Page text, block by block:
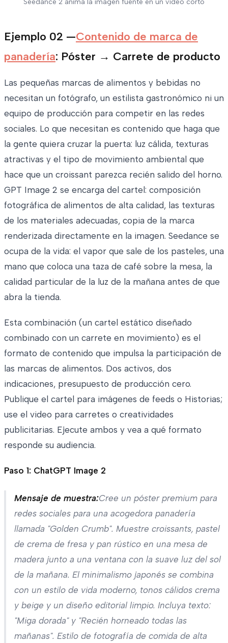
Seedance 2 anima la imagen fuente en un vídeo corto
Ejemplo 02 —Contenido de marca de
panadería: Póster → Carrete de producto
Las pequeñas marcas de alimentos y bebidas no
necesitan un fotógrafo, un estilista gastronómico ni un
equipo de producción para competir en las redes
sociales. Lo que necesitan es contenido que haga que
la gente quiera cruzar la puerta: luz cálida, texturas
atractivas y el tipo de movimiento ambiental que
hace que un croissant parezca recién salido del horno.
GPT Image 2 se encarga del cartel: composición
fotográfica de alimentos de alta calidad, las texturas
de los materiales adecuadas, copia de la marca
renderizada directamente en la imagen. Seedance se
ocupa de la vida: el vapor que sale de los pasteles, una
mano que coloca una taza de café sobre la mesa, la
calidad particular de la luz de la mañana antes de que
abra la tienda.
Esta combinación (un cartel estático diseñado
combinado con un carrete en movimiento) es el
formato de contenido que impulsa la participación de
las marcas de alimentos. Dos activos, dos
indicaciones, presupuesto de producción cero.
Publique el cartel para imágenes de feeds o Historias;
use el video para carretes o creatividades
publicitarias. Ejecute ambos y vea a qué formato
responde su audiencia.
Paso 1: ChatGPT Image 2
Mensaje de muestra:Cree un póster premium para
redes sociales para una acogedora panadería
llamada "Golden Crumb". Muestre croissants, pastel
de crema de fresa y pan rústico en una mesa de
madera junto a una ventana con la suave luz del sol
de la mañana. El minimalismo japonés se combina
con un estilo de vida moderno, tonos cálidos crema
y beige y un diseño editorial limpio. Incluya texto:
"Miga dorada" y "Recién horneado todas las
mañanas". Estilo de fotografía de comida de alta